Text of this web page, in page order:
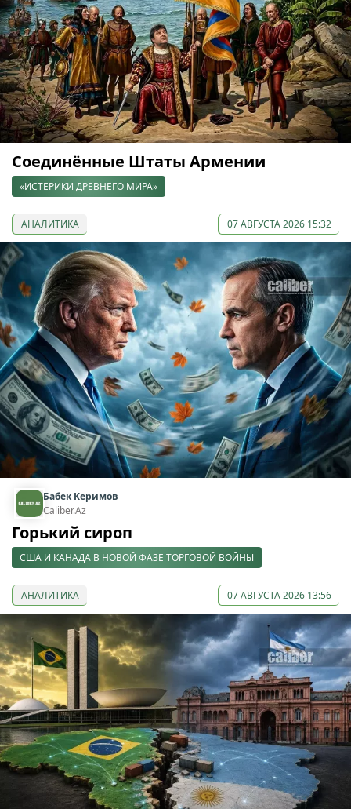
Соединённые Штаты Армении
«ИСТЕРИКИ ДРЕВНЕГО МИРА»
АНАЛИТИКА 07 АВГУСТА 2026 15:32
Бабек Керимов
Caliber.Az
Горький сироп
США И КАНАДА В НОВОЙ ФАЗЕ ТОРГОВОЙ ВОЙНЫ
АНАЛИТИКА 07 АВГУСТА 2026 13:56